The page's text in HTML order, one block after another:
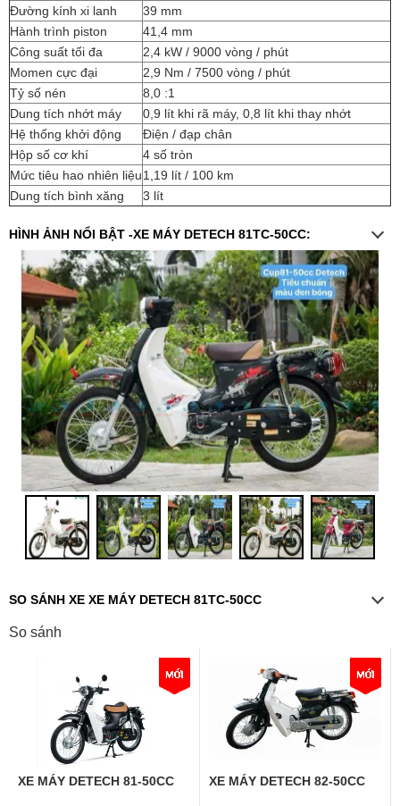
Đường kính xi lanh
39 mm
Hành trình piston
41,4 mm
Công suất tối đa
2,4 kW / 9000 vòng / phút
Momen cực đại
2,9 Nm / 7500 vòng / phút
Tỷ số nén
8,0 :1
Dung tích nhớt máy
0,9 lít khi rã máy, 0,8 lít khi thay nhớt
Hệ thống khởi động
Điện / đạp chân
Hộp số cơ khí
4 số tròn
Mức tiêu hao nhiên liệu1,19 lít / 100 km
Dung tích bình xăng
3 lít
HÌNH ẢNH NỔI BẬT -XE MÁY DETECH 81TC-50CC:
SO SÁNH XE XE MÁY DETECH 81TC-50CC
So sánh
XE MÁY DETECH 81-50CC XE MÁY DETECH 82-50CC